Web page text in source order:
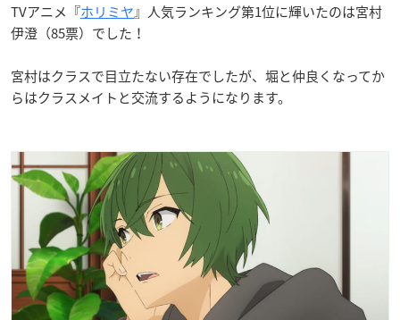
TVアニメ『ホリミヤ』人気ランキング第1位に輝いたのは宮村
伊澄（85票）でした！
宮村はクラスで目立たない存在でしたが、堀と仲良くなってか
らはクラスメイトと交流するようになります。